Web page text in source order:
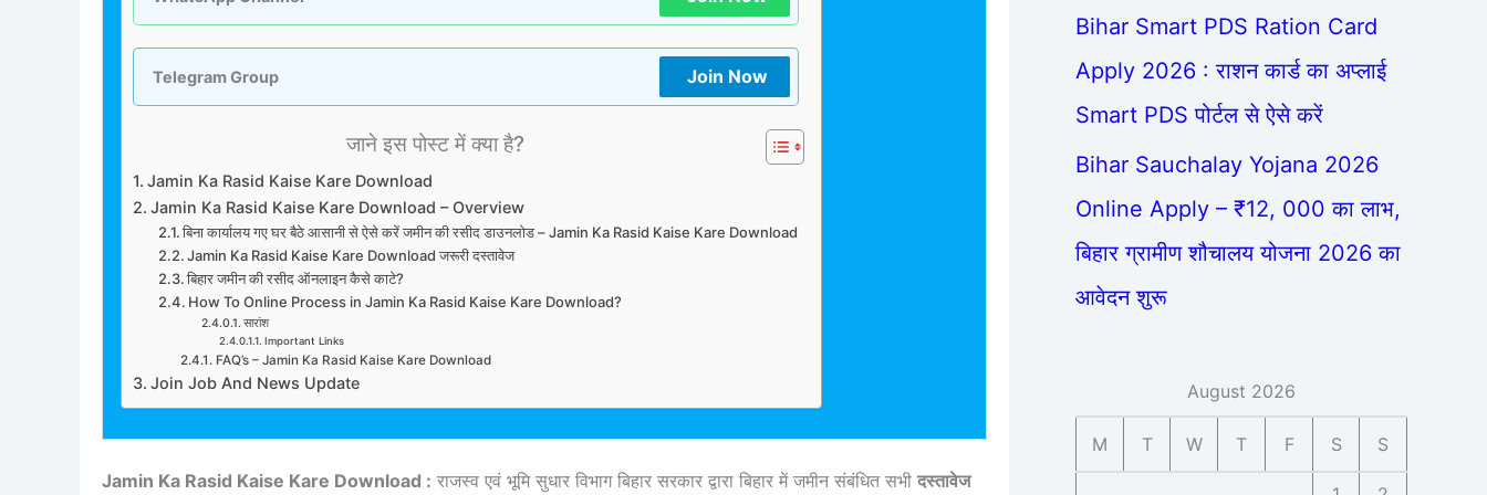
Telegram Group Join Now
जाने इस पोस्ट में क्या है?
Jamin Ka Rasid Kaise Kare Download
Jamin Ka Rasid Kaise Kare Download – Overview
बिना कार्यालय गए घर बैठे आसानी से ऐसे करें जमीन की रसीद डाउनलोड – Jamin Ka Rasid Kaise Kare Download
Jamin Ka Rasid Kaise Kare Download जरूरी दस्तावेज
बिहार जमीन की रसीद ऑनलाइन कैसे काटे?
How To Online Process in Jamin Ka Rasid Kaise Kare Download?
सारांश
Important Links
FAQ’s – Jamin Ka Rasid Kaise Kare Download
Join Job And News Update
Jamin Ka Rasid Kaise Kare Download : राजस्व एवं भूमि सुधार विभाग बिहार सरकार द्वारा बिहार में जमीन संबंधित सभी दस्तावेज
Bihar Smart PDS Ration Card
Apply 2026 : राशन कार्ड का अप्लाई
Smart PDS पोर्टल से ऐसे करें
Bihar Sauchalay Yojana 2026
Online Apply – ₹12, 000 का लाभ,
बिहार ग्रामीण शौचालय योजना 2026 का
आवेदन शुरू
August 2026
M T W T F S S